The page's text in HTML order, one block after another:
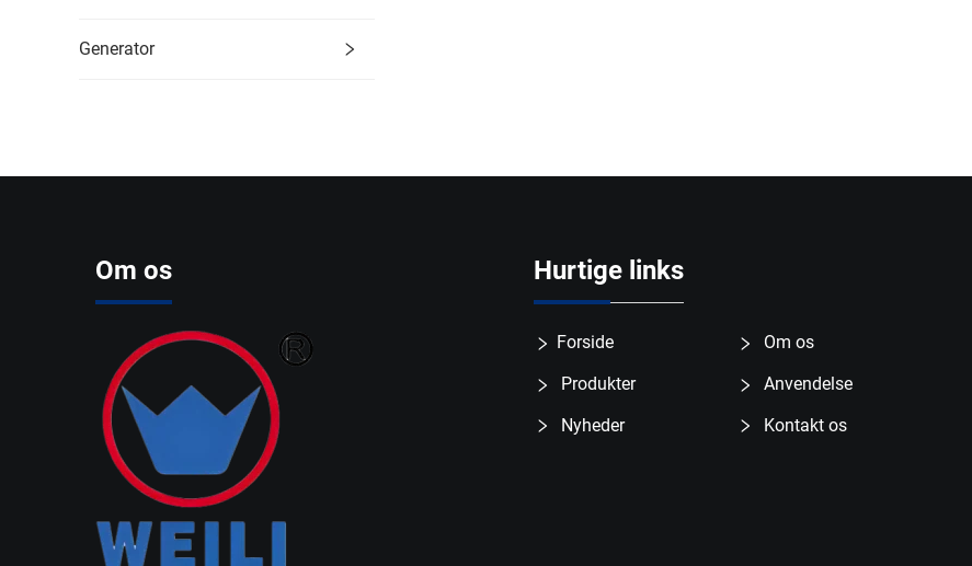
Generator
Om os Hurtige links
Forside
Om os
Produkter
Anvendelse
Nyheder
Kontakt os